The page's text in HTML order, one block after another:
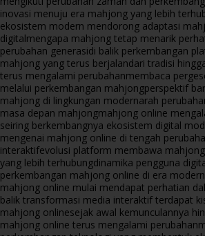
inovasi menuju era mahjong yang lebih
ekosistem modern mendorong adaptasi
digitalmengapa mahjong tetap menarik
perubahan generasidi balik perkembangan
mahjong yang terus berjalandari tradisi
terus mengalami perubahanmembaca
melalui perkembangan mahjongperspektif
mahjong di lingkungan modernarah
masa depan mahjongmahjong online
seiring berkembangnya ekosistem digital
mengenai mahjong online di tengah
interaktifevolusi platform membawa
yang lebih terhubungdinamika pengguna
perkembangan mahjong online di era modern
mahjong online mulai mendapat perhatian
balik transformasi media interaktif terdapat
mahjong onlinesejak awal kemunculannya
mahjong online terus mengalami perubahan